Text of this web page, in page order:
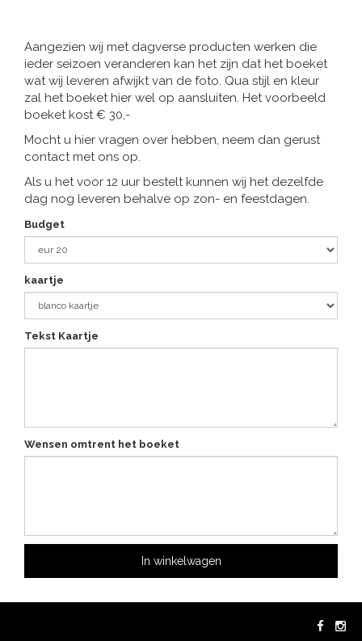
Aangezien wij met dagverse producten werken die
ieder seizoen veranderen kan het zijn dat het boeket
wat wij leveren afwijkt van de foto. Qua stijl en kleur
zal het boeket hier wel op aansluiten. Het voorbeeld
boeket kost € 30,-
Mocht u hier vragen over hebben, neem dan gerust
contact met ons op.
Als u het voor 12 uur bestelt kunnen wij het dezelfde
dag nog leveren behalve op zon- en feestdagen.
Budget
kaartje
Tekst Kaartje
Wensen omtrent het boeket
In winkelwagen